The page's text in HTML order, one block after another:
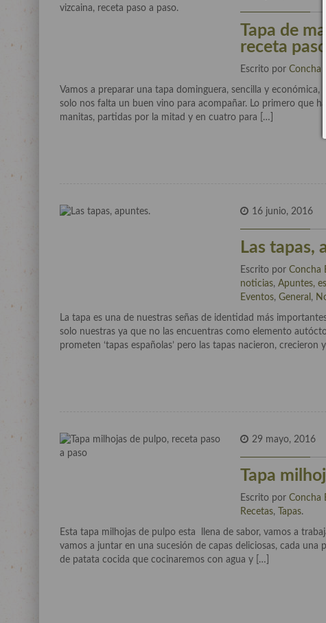
Tapa de
receta paso
Escrito porConcha
Vamos a preparar una tapa dominguera, sencilla y económica,
solo nos falta un buen vino para acompañar. Lo primero que
manitas, partidas por la mitad y en cuatro para […]
16 junio, 2016
Las tapas,
Escrito porConcha
noticias,Apuntes,
Eventos,General ,
La tapa es una de nuestras señas de identidad más
solo nuestras ya que no las encuentras como elemento
prometen ‘tapas españolas’ pero las tapas nacieron,
29 mayo, 2016
Tapa
Escrito porConcha
Recetas, Tapas.
Esta tapa milhojas de pulpo esta llena de sabor, vamos a
vamos a juntar en una sucesión de capas deliciosas, cada
de patata cocida que cocinaremos con agua y […]